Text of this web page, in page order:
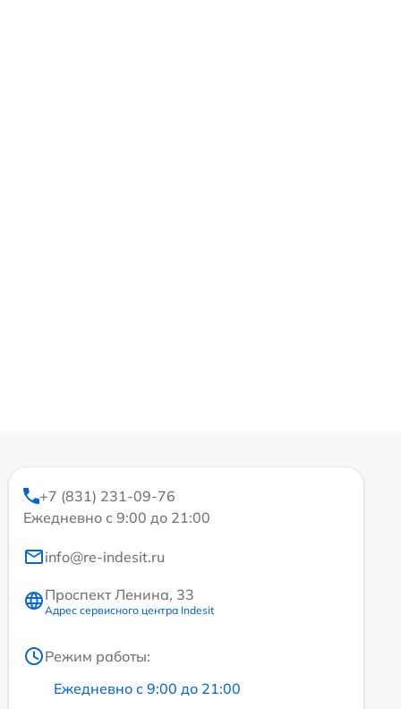
+7 (831) 231-09-76
Ежедневно с 9:00 до 21:00
info@re-indesit.ru
Проспект Ленина, 33
Адрес сервисного центра Indesit
Режим работы:
Ежедневно с 9:00 до 21:00